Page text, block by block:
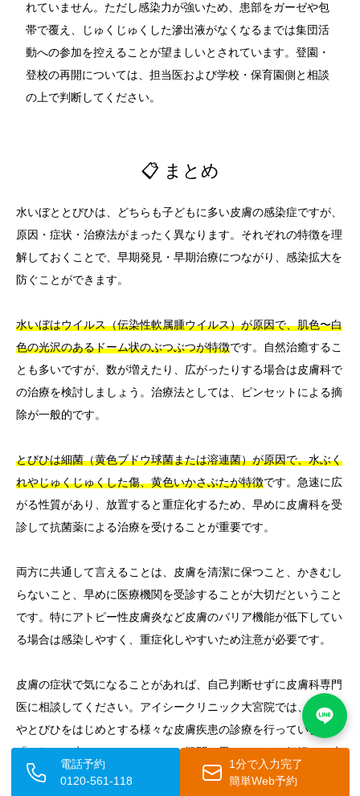
れていません。ただし感染力が強いため、患部をガーゼや包
帯で覆え、じゅくじゅくした滲出液がなくなるまでは集団活
動への参加を控えることが望ましいとされています。登園・
登校の再開については、担当医および学校・保育園側と相談
の上で判断してください。
📋 まとめ
水いぼととびひは、どちらも子どもに多い皮膚の感染症ですが、
原因・症状・治療法がまったく異なります。それぞれの特徴を理
解しておくことで、早期発見・早期治療につながり、感染拡大を
防ぐことができます。
水いぼはウイルス（伝染性軟属腫ウイルス）が原因で、肌色〜白
色の光沢のあるドーム状のぶつぶつが特徴です。自然治癒するこ
とも多いですが、数が増えたり、広がったりする場合は皮膚科で
の治療を検討しましょう。治療法としては、ピンセットによる摘
除が一般的です。
とびひは細菌（黄色ブドウ球菌または溶連菌）が原因で、水ぶく
れやじゅくじゅくした傷、黄色いかさぶたが特徴です。急速に広
がる性質があり、放置すると重症化するため、早めに皮膚科を受
診して抗菌薬による治療を受けることが重要です。
両方に共通して言えることは、皮膚を清潔に保つこと、かきむし
らないこと、早めに医療機関を受診することが大切だということ
です。特にアトピー性皮膚炎など皮膚のバリア機能が低下してい
る場合は感染しやすく、重症化しやすいため注意が必要です。
皮膚の症状で気になることがあれば、自己判断せずに皮膚科専門
医に相談してください。アイシークリニック大宮院では、水いぼ
やとびひをはじめとする様々な皮膚疾患の診療を行っています。
「これって水いぼ？とびひ？」と疑問に思ったら、お気軽にご来
院ください。早期発見・早期治療が、お子様の健康と快適な生活
電話予約
0120-561-118
1分で入力完了
簡単Web予約